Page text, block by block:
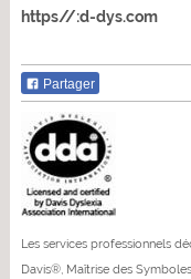
https//:d-dys.com
Partager
Les services professionnels
Davis®, Maîtrise des